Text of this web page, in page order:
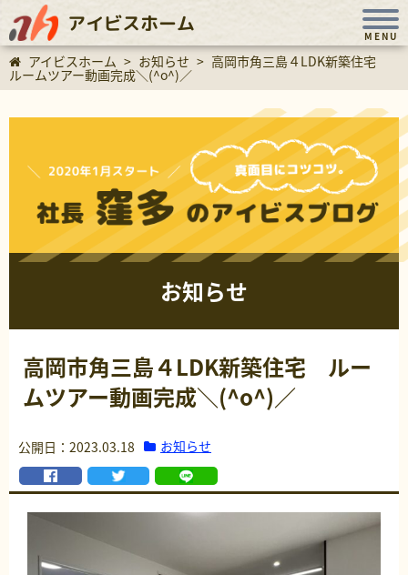
アイビスホーム
MENU
アイビスホーム > お知らせ > 高岡市角三島４LDK新築住宅
ルームツアー動画完成＼(^o^)／
お知らせ
高岡市角三島４LDK新築住宅 ルー
ムツアー動画完成＼(^o^)／
公開日：2023.03.18 お知らせ